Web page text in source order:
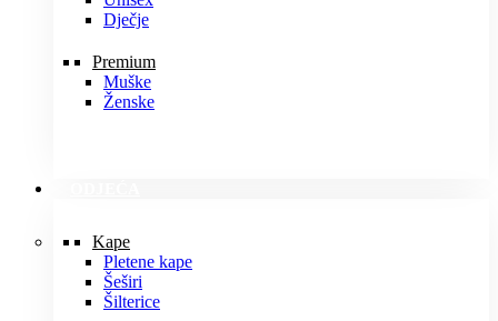
Dječje
Premium
Muške
Ženske
Kape
Pletene kape
Šeširi
Šilterice